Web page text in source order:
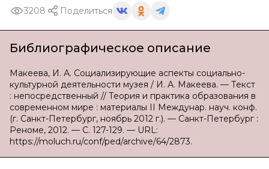
3208 Поделиться
Библиографическое описание
Макеева, И. А. Социализирующие аспекты социально-
культурной деятельности музея / И. А. Макеева. — Текст
: непосредственный // Теория и практика образования в
современном мире : материалы II Междунар. науч. конф.
(г. Санкт-Петербург, ноябрь 2012 г.). — Санкт-Петербург :
Реноме, 2012. — С. 127-129. — URL:
https://moluch.ru/conf/ped/archive/64/2873.